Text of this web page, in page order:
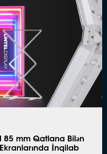
85 mm Qatlana Bilən
İnqilab